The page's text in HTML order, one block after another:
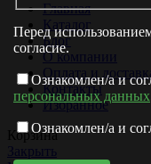
Главная
Каталог
Блог
О компании
Оплата и
Контакты
Избранное
Корзина
Закрыть
Перед
согласие.
Ознакомлен/а и
персональных данных
Ознакомлен/а и